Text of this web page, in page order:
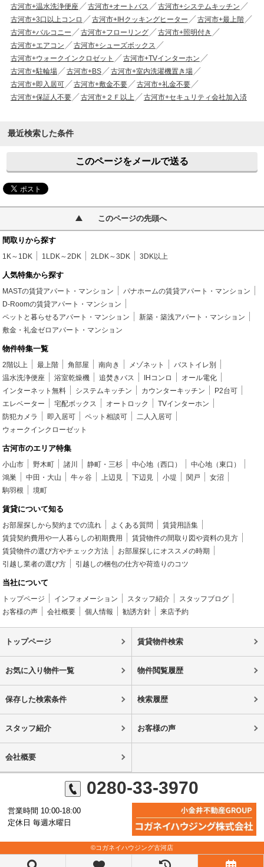
古河市+温水洗浄便座
古河市+オートバス
古河市+システムキッチン
古河市+3口以上コンロ
古河市+IHクッキングヒーター
古河市+最上階
古河市+バルコニー
古河市+フローリング
古河市+照明付き
古河市+エアコン
古河市+シューズボックス
古河市+ウォークインクロゼット
古河市+TVインターホン
古河市+駐輪場
古河市+BS
古河市+室内洗濯機置き場
古河市+即入居可
古河市+敷金不要
古河市+礼金不要
古河市+保証人不要
古河市+２Ｆ以上 古河市+セキュリティ会社加入済
最近検索した条件
このページをメールで送る
このページの先頭へ
間取りから探す
1K～1DK 1LDK～2DK 2LDK～3DK 3DK以上
人気特集から探す
MASTの賃貸アパート・マンション
パナホームの賃貸アパート・マンション
D-Roomの賃貸アパート・マンション
ペットと暮らせるアパート・マンション
新築・築浅アパート・マンション
敷金・礼金ゼロアパート・マンション
物件特集一覧
2階以上 最上階 角部屋 南向き メゾネット
バストイレ別
温水洗浄便座
浴室乾燥機 追焚きバス IHコンロ
オール電化
インターネット無料
システムキッチン カウンターキッチン
P2台可
エレベーター
宅配ボックス オートロック
TVインターホン
防犯カメラ
即入居可 ペット相談可
二人入居可
ウォークインクローゼット
古河市のエリア特集
小山市 野木町 諸川 静町・三杉 中心地（西口）
中心地（東口）
鴻巣
中田・大山 牛ヶ谷 上辺見 下辺見 小堤 関戸
女沼
駒羽根
境町
賃貸について知る
お部屋探しから契約までの流れ よくある質問
賃貸用語集
賃貸契約費用や一人暮らしの初期費用
賃貸物件の間取り図や資料の見方
賃貸物件の選び方やチェック方法
お部屋探しにオススメの時期
引越し業者の選び方
引越しの梱包の仕方や荷造りのコツ
当社について
トップページ インフォメーション スタッフ紹介
スタッフブログ
お客様の声
会社概要 個人情報 勧誘方針 来店予約
トップページ 賃貸物件検索
お気に入り物件一覧 物件閲覧履歴
保存した検索条件 検索履歴
スタッフ紹介 お客様の声
会社概要
0280-33-3970
営業時間 10:00-18:00
定休日 毎週水曜日
©コガネイハウジング古河店